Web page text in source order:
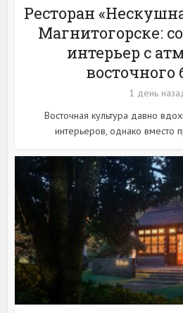
Ресторан
Магнитогорске:
интерьер с
восточного
1 день
Восточная культура давно
интерьеров, однако вместо